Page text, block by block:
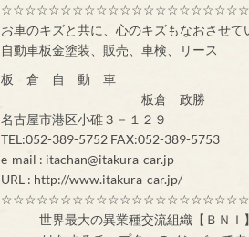
お車のキズと共に、心のキズもなおさせて
自動車板金塗装、販売、車検、リース
板 倉 自 動 車
板倉 政勝
名古屋市港区小碓３－１２９
TEL:052-389-5752 FAX:052-389-5753
e-mail : itachan@itakura-car.jp
URL : http://www.itakura-car.jp/
世界最大の異業